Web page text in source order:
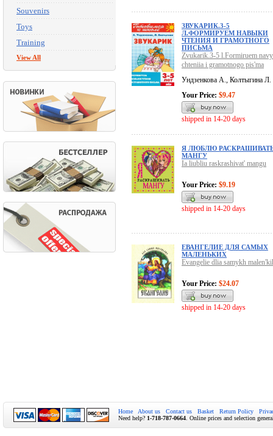
Souvenirs
Toys
Training
View All
ЗВУКАРИК.3-5
Л.ФОРМИРУЕМ НАВЫКИ
ЧТЕНИЯ И ГРАМОТНОГО
ПИСЬМА
Zvukarik.3-5 l.Formiruem
chteniia i gramotnogo pis'ma
Ундзенкова А., Колтыгина Л.
Your Price: $9.47
shipped in 14-20 days
Я ЛЮБЛЮ
МАНГУ
Ia liubliu raskrashivat' mangu
Your Price: $9.19
shipped in 14-20 days
ЕВАНГЕЛИЕ ДЛЯ САМЫХ
МАЛЕНЬКИХ
Evangelie dlia samykh
Your Price: $24.07
shipped in 14-20 days
Home About us Contact us Basket Return Policy
Need help? 1-718-787-0664 . Online prices and selection